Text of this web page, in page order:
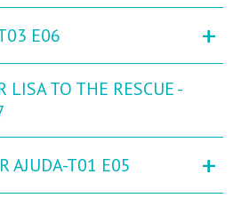
E06 +
LISA TO THE RESCUE -
AJUDA-T01 E05 +